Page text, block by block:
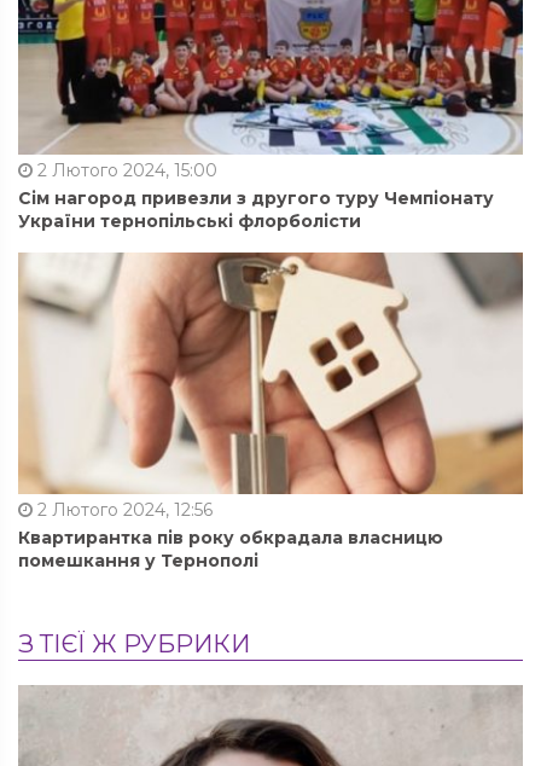
2 Лютого 2024, 15:00
Сім нагород привезли з другого туру Чемпіонату
України тернопільські флорболісти
2 Лютого 2024, 12:56
Квартирантка пів року обкрадала власницю
помешкання у Тернополі
З ТІЄЇ Ж РУБРИКИ